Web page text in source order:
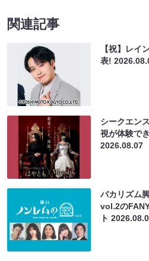
関連記事
【祝】レイ
表!
シークエン
視が体験で
2026.08.07
バカリズム
vol.2の
ト